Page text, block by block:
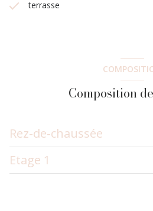
terrasse
Composition
Rez-de-chaussée
entrée
Etage 1